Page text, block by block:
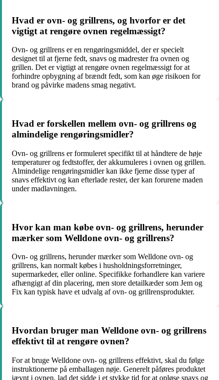
Hvad er ovn- og grillrens, og hvorfor er det
vigtigt at rengøre ovnen regelmæssigt?
Ovn- og grillrens er en rengøringsmiddel, der er specielt
designet til at fjerne fedt, snavs og madrester fra ovnen og
grillen. Det er vigtigt at rengøre ovnen regelmæssigt for at
forhindre opbygning af brændt fedt, som kan øge risikoen for
brand og påvirke madens smag negativt.
Hvad er forskellen mellem ovn- og grillrens og
almindelige rengøringsmidler?
Ovn- og grillrens er formuleret specifikt til at håndtere de høje
temperaturer og fedtstoffer, der akkumuleres i ovnen og grillen.
Almindelige rengøringsmidler kan ikke fjerne disse typer af
snavs effektivt og kan efterlade rester, der kan forurene maden
under madlavningen.
Hvor kan man købe ovn- og grillrens, herunder
mærker som Welldone ovn- og grillrens?
Ovn- og grillrens, herunder mærker som Welldone ovn- og
grillrens, kan normalt købes i husholdningsforretninger,
supermarkeder, eller online. Specifikke forhandlere kan variere
afhængigt af din placering, men store detailkæder som Jem og
Fix kan typisk have et udvalg af ovn- og grillrensprodukter.
Hvordan bruger man Welldone ovn- og grillrens
effektivt til at rengøre ovnen?
For at bruge Welldone ovn- og grillrens effektivt, skal du følge
instruktionerne på emballagen nøje. Generelt påføres produktet
jævnt i ovnen, lad det sidde i et stykke tid for at opløse snavs og